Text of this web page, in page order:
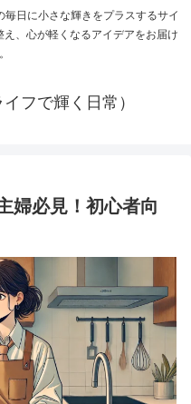
毎日に小さな輝きをプラスするサイ
、心が軽くなるアイデアをお届け
フで輝く日常）
婦必見！初心者向